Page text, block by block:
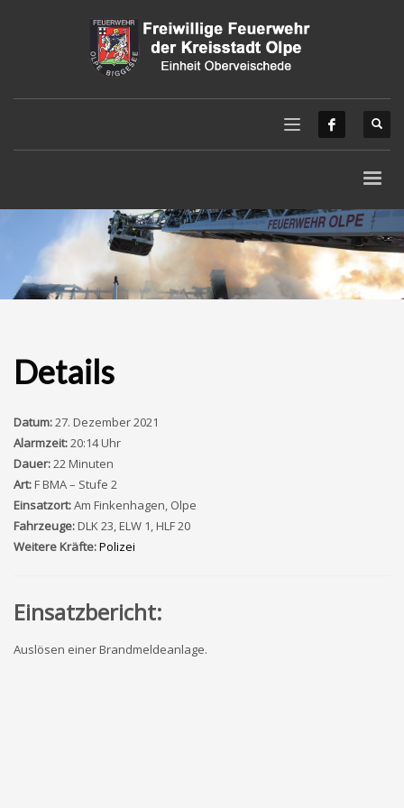
Details
Datum:27. Dezember 2021
Alarmzeit:20:14 Uhr
Dauer:22 Minuten
Art:F BMA – Stufe 2
Einsatzort:Am Finkenhagen, Olpe
Fahrzeuge:DLK 23, ELW 1, HLF 20
Weitere Kräfte:Polizei
Einsatzbericht:
Auslösen einer Brandmeldeanlage.